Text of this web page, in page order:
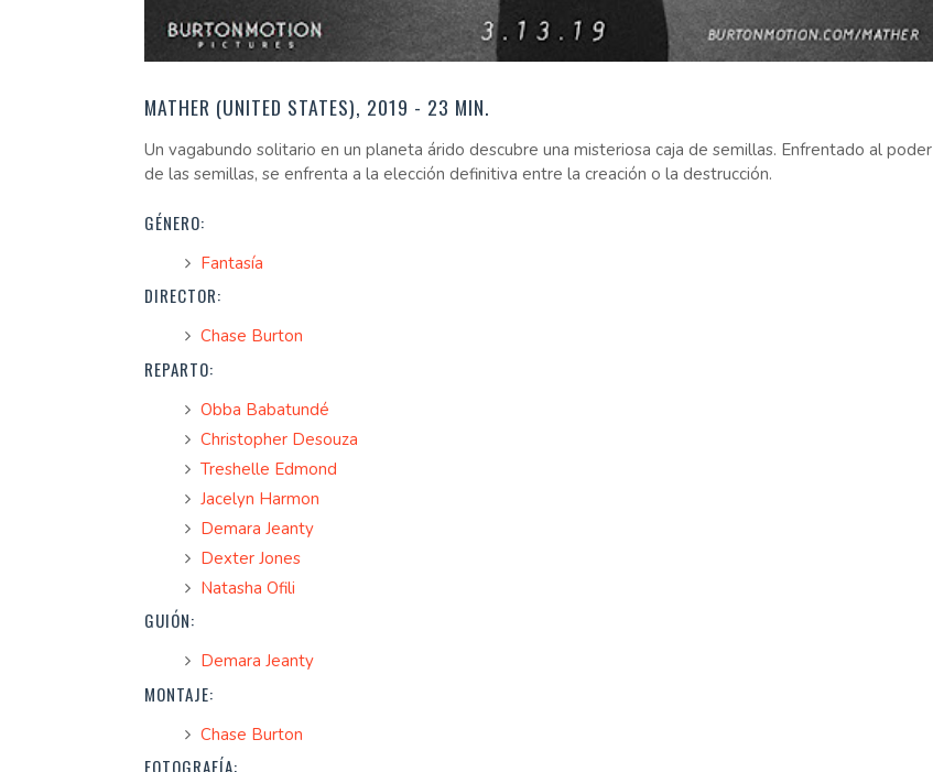
MATHER (UNITED STATES), 2019 - 23 MIN.
Un vagabundo solitario en un planeta árido descubre una misteriosa caja de semillas. Enfrentado al poder
de las semillas, se enfrenta a la elección definitiva entre la creación o la destrucción.
GÉNERO:
Fantasía
DIRECTOR:
Chase Burton
REPARTO:
Obba Babatundé
Christopher Desouza
Treshelle Edmond
Jacelyn Harmon
Demara Jeanty
Dexter Jones
Natasha Ofili
GUIÓN:
Demara Jeanty
MONTAJE:
Chase Burton
FOTOGRAFÍA: